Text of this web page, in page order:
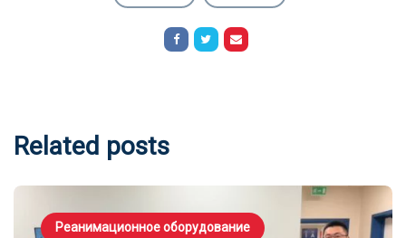
Related posts
Реанимационное оборудование